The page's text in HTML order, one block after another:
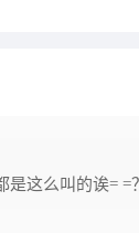
这么叫的诶= =